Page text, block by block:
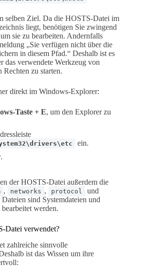
selben Ziel. Da die HOSTS-Datei im
liegt, benötigen Sie zwingend
sie zu bearbeiten. Andernfalls
„Sie verfügen nicht über die
in diesem Pfad.“ Deshalb ist es
das verwendete Werkzeug von
zu starten.
direkt im Windows-Explorer:
Taste + E, um den Explorer zu
ein.
.
der HOSTS-Datei außerdem die
, networks , protocol und
sind Systemdateien und
werden.
Datei verwendet?
zahlreiche sinnvolle
ist das Wissen um ihre